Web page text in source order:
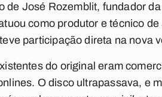
de José Rozemblit, fundador
como produtor e técnico
participação direta na nova
do original eram
O disco ultrapassava, e